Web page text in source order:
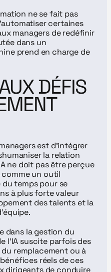
ne se fait pas
certaines
managers de redéfinir
dans un
prend en charge de
DÉFIS
est d’intégrer
la relation
ne doit pas être perçue
comme un outil
temps pour se
à plus forte valeur
des talents et la
dans la gestion du
l’IA suscite parfois des
du remplacement ou à
réels de ces
dirigeants de conduire